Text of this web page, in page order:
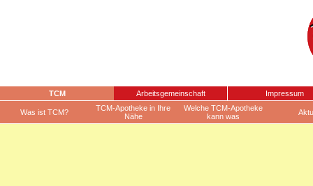
TCM Arbeitsgemeinschaft Impressum
Was ist TCM?
TCM-Apotheke in Ihre
Nähe
Welche TCM-Apotheke
kann was